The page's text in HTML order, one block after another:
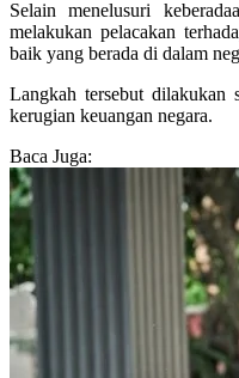
Selain menelusuri
melakukan pelacakan
baik yang berada di dalam
Langkah tersebut dilakukan
kerugian keuangan negara.
Baca Juga: